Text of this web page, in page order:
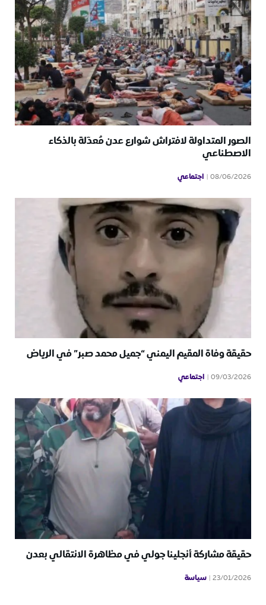
الصور المتداولة لافتراش شوارع عدن مُعدّلة بالذكاء
الاصطناعي
08/06/2026 اجتماعي
حقيقة وفاة المقيم اليمني “جميل محمد صبر” في الرياض
09/03/2026 اجتماعي
حقيقة مشاركة أنجلينا جولي في مظاهرة الانتقالي بعدن
23/01/2026 سياسة